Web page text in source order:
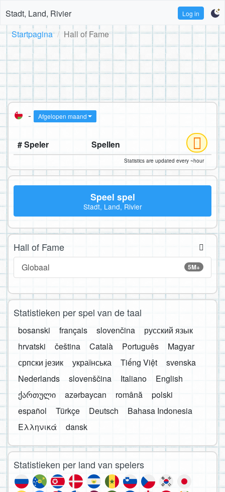
Stadt, Land, Rivier Log in
Startpagina Hall of Fame
- Afgelopen maand
# Speler Spellen
Statistics are updated every ~hour
Speel spel
Stadt, Land, Rivier
Hall of Fame
5M+
Globaal
Statistieken per spel van de taal
bosanski français slovenčina
русский язык
hrvatski
čeština Català Português
Magyar
српски језик
українська Tiếng Việt
svenska
Nederlands
slovenščina Italiano
English
ქართული
azərbaycan română
polski
español
Türkçe Deutsch
Bahasa Indonesia
Ελληνικά
dansk
Statistieken per land van spelers